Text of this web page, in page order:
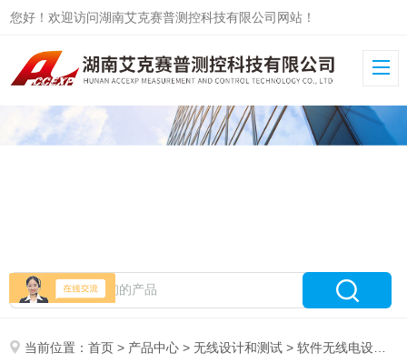
您好！欢迎访问湖南艾克赛普测控科技有限公司网站！
当前位置：首页 > 产品中心 >无线设计和测试 >软件无线电设备